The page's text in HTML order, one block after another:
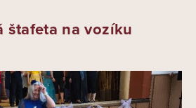
štafeta na vozíku